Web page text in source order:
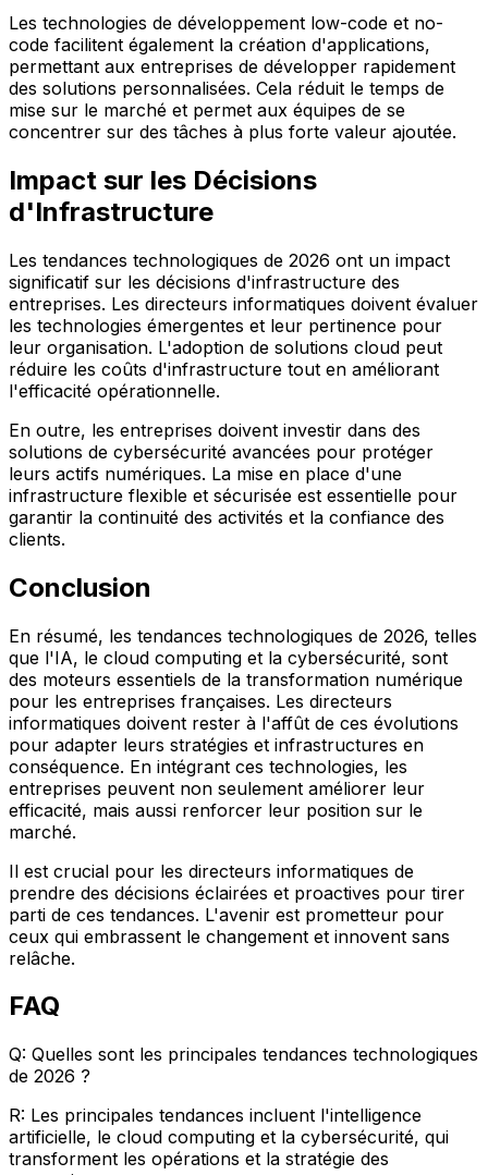
Les technologies de développement low-code et no-
code facilitent également la création d'applications,
permettant aux entreprises de développer rapidement
des solutions personnalisées. Cela réduit le temps de
mise sur le marché et permet aux équipes de se
concentrer sur des tâches à plus forte valeur ajoutée.
Impact sur les Décisions
d'Infrastructure
Les tendances technologiques de 2026 ont un impact
significatif sur les décisions d'infrastructure des
entreprises. Les directeurs informatiques doivent évaluer
les technologies émergentes et leur pertinence pour
leur organisation. L'adoption de solutions cloud peut
réduire les coûts d'infrastructure tout en améliorant
l'efficacité opérationnelle.
En outre, les entreprises doivent investir dans des
solutions de cybersécurité avancées pour protéger
leurs actifs numériques. La mise en place d'une
infrastructure flexible et sécurisée est essentielle pour
garantir la continuité des activités et la confiance des
clients.
Conclusion
En résumé, les tendances technologiques de 2026, telles
que l'IA, le cloud computing et la cybersécurité, sont
des moteurs essentiels de la transformation numérique
pour les entreprises françaises. Les directeurs
informatiques doivent rester à l'affût de ces évolutions
pour adapter leurs stratégies et infrastructures en
conséquence. En intégrant ces technologies, les
entreprises peuvent non seulement améliorer leur
efficacité, mais aussi renforcer leur position sur le
marché.
Il est crucial pour les directeurs informatiques de
prendre des décisions éclairées et proactives pour tirer
parti de ces tendances. L'avenir est prometteur pour
ceux qui embrassent le changement et innovent sans
relâche.
FAQ
Q: Quelles sont les principales tendances technologiques
de 2026 ?
R: Les principales tendances incluent l'intelligence
artificielle, le cloud computing et la cybersécurité, qui
transforment les opérations et la stratégie des